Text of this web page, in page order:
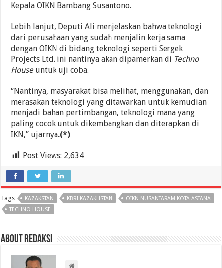
Kepala OIKN Bambang Susantono.
Lebih lanjut, Deputi Ali menjelaskan bahwa teknologi
dari perusahaan yang sudah menjalin kerja sama
dengan OIKN di bidang teknologi seperti Sergek
Projects Ltd. ini nantinya akan dipamerkan di Techno
Houseuntuk uji coba.
“Nantinya, masyarakat bisa melihat, menggunakan, dan
merasakan teknologi yang ditawarkan untuk kemudian
menjadi bahan pertimbangan, teknologi mana yang
paling cocok untuk dikembangkan dan diterapkan di
IKN,” ujarnya.(*)
Post Views: 2,634
Tags KAZAKSTAN KBRI KAZAKHSTAN
OIKN NUSANTARAM KOTA ASTANA
TECHNO HOUSE
About Redaksi